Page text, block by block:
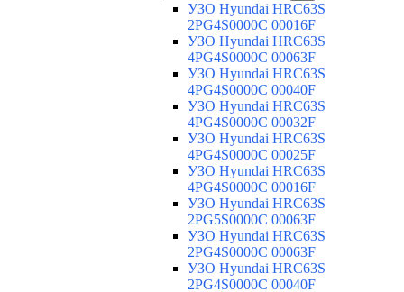
УЗО Hyundai HRC63S
2PG4S0000C 00016F
УЗО Hyundai HRC63S
4PG4S0000C 00063F
УЗО Hyundai HRC63S
4PG4S0000C 00040F
УЗО Hyundai HRC63S
4PG4S0000C 00032F
УЗО Hyundai HRC63S
4PG4S0000C 00025F
УЗО Hyundai HRC63S
4PG4S0000C 00016F
УЗО Hyundai HRC63S
2PG5S0000C 00063F
УЗО Hyundai HRC63S
2PG4S0000C 00063F
УЗО Hyundai HRC63S
2PG4S0000C 00040F